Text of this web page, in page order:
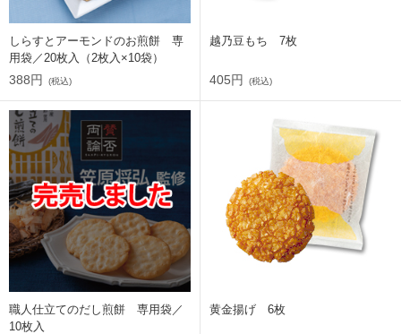
しらすとアーモンドのお煎餅 専
用袋／20枚入（2枚入×10袋）
388円 (税込)
越乃豆もち 7枚
405円 (税込)
職人仕立てのだし煎餅 専用袋／
10枚入
黄金揚げ 6枚